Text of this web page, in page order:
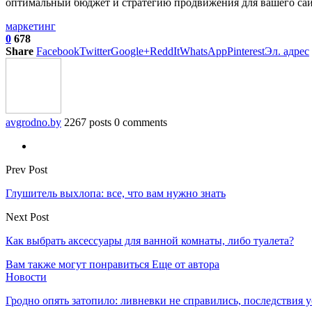
оптимальный бюджет и стратегию продвижения для вашего
маркетинг
0 678
Share FacebookTwitterGoogle+ReddItWhatsAppPinterestЭл. адрес
avgrodno.by 2267 posts 0 comments
Prev Post
Глушитель выхлопа: все, что вам нужно знать
Next Post
Как выбрать аксессуары для ванной комнаты, либо туалета?
Вам также могут понравиться Еще от автора
Новости
Гродно опять затопило: ливневки не справились, последствия